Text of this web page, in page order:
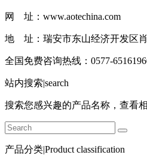
网 址：www.aotechina.com
地 址：瑞安市东山经济开发区
全国免费咨询热线： 0577-
站内搜索|search
搜索您感兴趣的产品名称，查看
产品分类|Product classification